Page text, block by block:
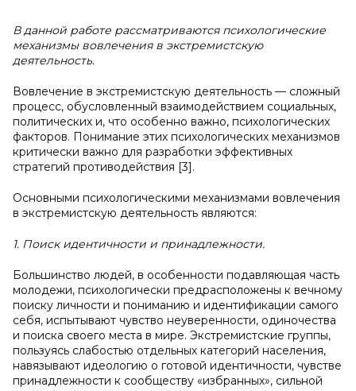
В данной работе рассматриваются психологические
механизмы вовлечения в экстремистскую
деятельность.
Вовлечение в экстремистскую деятельность — сложный
процесс, обусловленный взаимодействием социальных,
политических и, что особенно важно, психологических
факторов. Понимание этих психологических механизмов
критически важно для разработки эффективных
стратегий противодействия [3].
Основными психологическими механизмами вовлечения
в экстремистскую деятельность являются:
1. Поиск идентичности и принадлежности.
Большинство людей, в особенности подавляющая часть
молодежи, психологически предрасположены к вечному
поиску личности и пониманию и идентификации самого
себя, испытывают чувство неуверенности, одиночества
и поиска своего места в мире. Экстремистские группы,
пользуясь слабостью отдельных категорий населения,
навязывают идеологию о готовой идентичности, чувстве
принадлежности к сообществу «избранных», сильной